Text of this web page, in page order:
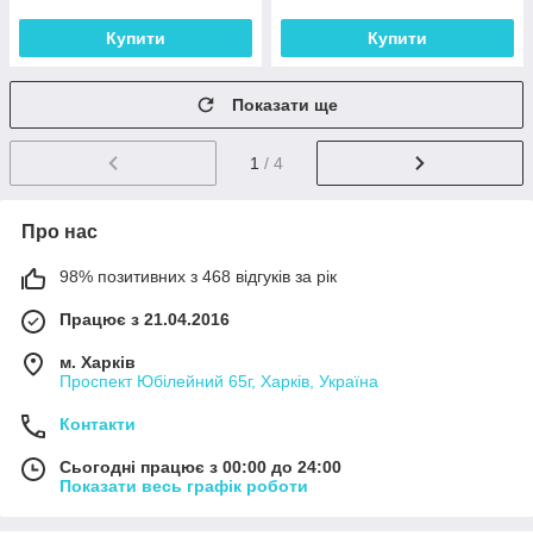
Купити Купити
Показати ще
1 / 4
Про нас
98% позитивних з 468 відгуків за рік
Працює з 21.04.2016
м. Харків
Проспект Юбілейний 65г, Харків, Україна
Контакти
Сьогодні працює з 00:00 до 24:00
Показати весь графік роботи